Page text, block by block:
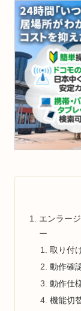
エンラー
ー
取り付
動作確
動作仕
機能切